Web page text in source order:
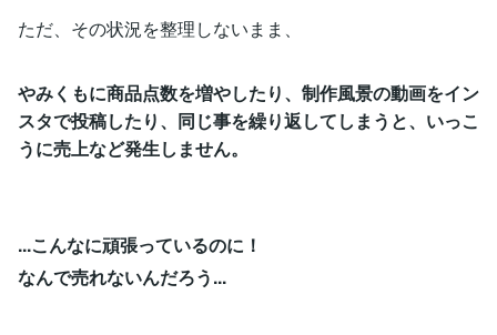
ただ、その状況を整理しないまま、
やみくもに商品点数を増やしたり、 制作風景の動画をイン
スタで投稿したり、 同じ事を繰り返してしまうと、いっこ
うに売上など発生しません。
...こんなに頑張っているのに！
なんで売れないんだろう...